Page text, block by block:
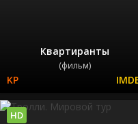
Квартиранты
(фильм)
HD